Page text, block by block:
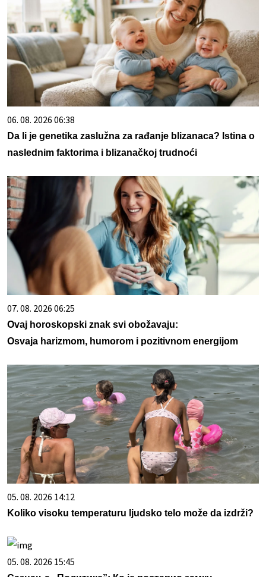
06. 08. 2026 06:38
Da li je genetika zaslužna za rađanje blizanaca? Istina o
naslednim faktorima i blizanačkoj trudnoći
07. 08. 2026 06:25
Ovaj horoskopski znak svi obožavaju:
Osvaja harizmom, humorom i pozitivnom energijom
05. 08. 2026 14:12
Koliko visoku temperaturu ljudsko telo može da izdrži?
05. 08. 2026 15:45